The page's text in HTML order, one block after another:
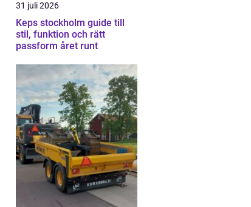
31 juli 2026
Keps stockholm guide till
stil, funktion och rätt
passform året runt